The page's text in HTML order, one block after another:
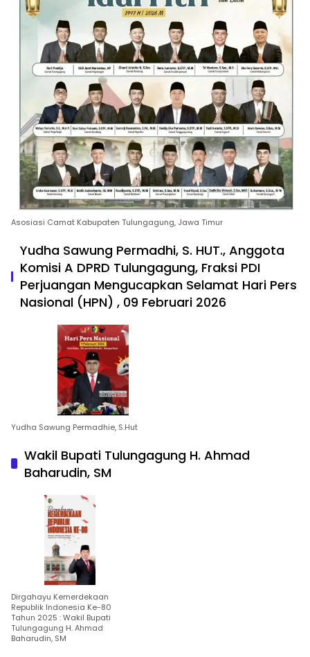
Asosiasi Camat Kabupaten Tulungagung, Jawa Timur
Yudha Sawung Permadhi, S. HUT., Anggota
Komisi A DPRD Tulungagung, Fraksi PDI
Perjuangan Mengucapkan Selamat Hari Pers
Nasional (HPN) , 09 Februari 2026
Yudha Sawung Permadhie, S.Hut
Wakil Bupati Tulungagung H. Ahmad
Baharudin, SM
Dirgahayu Kemerdekaan
Republik Indonesia Ke-80
Tahun 2025 : Wakil Bupati
Tulungagung H. Ahmad
Baharudin, SM